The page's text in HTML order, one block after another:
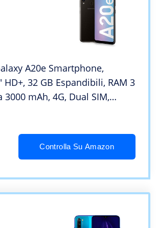
A20e Smartphone,
HD+, 32 GB Espandibili, RAM 3
3000 mAh, 4G, Dual SIM,
[Versione Italiana], Black
Controlla Su Amazon